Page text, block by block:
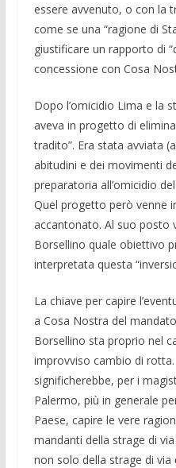
essere avvenuto, o con la
come se una “ragione di
giustificare un rapporto di
concessione con Cosa
Dopo l’omicidio Lima e la
aveva in progetto di
tradito”. Era stata avviata
abitudini e dei movimenti
preparatoria all’omicidio
Quel progetto però venne
accantonato. Al suo posto
Borsellino quale obiettivo
interpretata questa
La chiave per capire
a Cosa Nostra del
Borsellino sta proprio nel
improvviso cambio di
significherebbe, per i
Palermo, più in generale
Paese, capire le vere
mandanti della strage di
non solo della strage di via